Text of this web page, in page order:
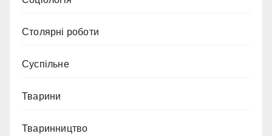
Столярні роботи
Суспільне
Тварини
Тваринництво